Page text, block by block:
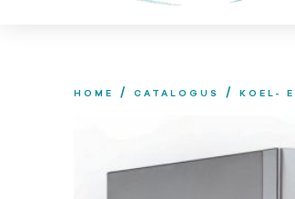
HOME / CATALOGUS / KOEL-